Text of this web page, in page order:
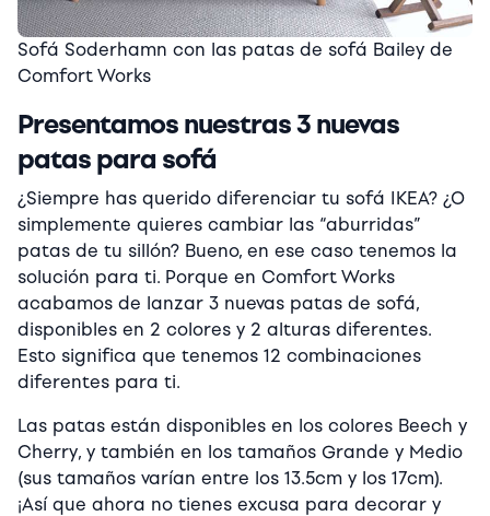
Sofá Soderhamn con las patas de sofá Bailey de
Comfort Works
Presentamos nuestras 3 nuevas
patas para sofá
¿Siempre has querido diferenciar tu sofá IKEA? ¿O
simplemente quieres cambiar las “aburridas”
patas de tu sillón? Bueno, en ese caso tenemos la
solución para ti. Porque en Comfort Works
acabamos de lanzar 3 nuevas patas de sofá,
disponibles en 2 colores y 2 alturas diferentes.
Esto significa que tenemos 12 combinaciones
diferentes para ti.
Las patas están disponibles en los colores Beech y
Cherry, y también en los tamaños Grande y Medio
(sus tamaños varían entre los 13.5cm y los 17cm).
¡Así que ahora no tienes excusa para decorar y